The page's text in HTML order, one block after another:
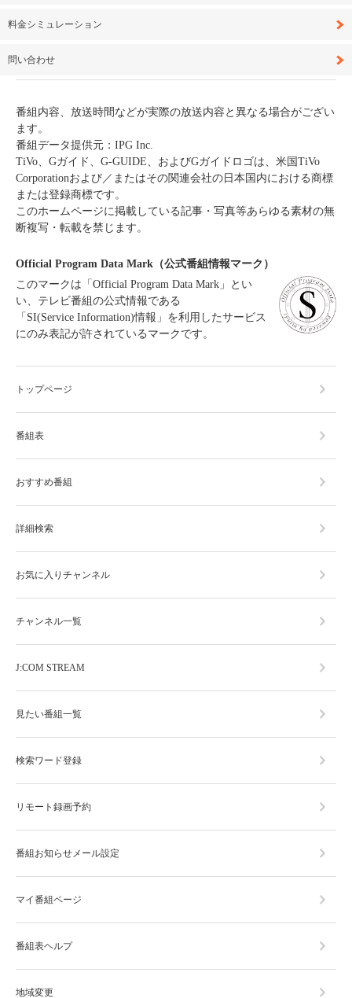
料金シミュレーション
問い合わせ
番組内容、放送時間などが実際の放送内容と異なる場合がござい
ます。
番組データ提供元：IPG Inc.
TiVo、Gガイド、G-GUIDE、およびGガイドロゴは、米国TiVo
Corporationおよび／またはその関連会社の日本国内における商標
または登録商標です。
このホームページに掲載している記事・写真等あらゆる素材の無
断複写・転載を禁じます。
Official Program Data Mark（公式番組情報マーク）
このマークは「Official Program Data Mark」とい
い、テレビ番組の公式情報である
「SI(Service Information)情報」を利用したサービス
にのみ表記が許されているマークです。
トップページ
番組表
おすすめ番組
詳細検索
お気に入りチャンネル
チャンネル一覧
J:COM STREAM
見たい番組一覧
検索ワード登録
リモート録画予約
番組お知らせメール設定
マイ番組ページ
番組表ヘルプ
地域変更